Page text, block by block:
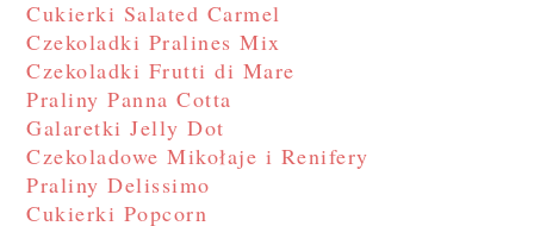
Cukierki Salated Carmel
Czekoladki Pralines Mix
Czekoladki Frutti di Mare
Praliny Panna Cotta
Galaretki Jelly Dot
Czekoladowe Mikołaje i Renifery
Praliny Delissimo
Cukierki Popcorn